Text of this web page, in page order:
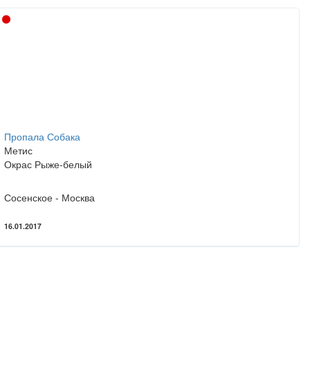
Пропала Собака
Метис
Окрас Рыже-белый
Сосенское - Москва
16.01.2017